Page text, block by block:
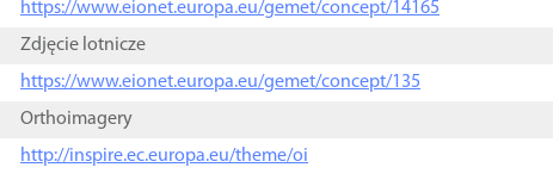
https://www.eionet.europa.eu/gemet/concept/14165
Zdjęcie lotnicze
https://www.eionet.europa.eu/gemet/concept/135
Orthoimagery
http://inspire.ec.europa.eu/theme/oi